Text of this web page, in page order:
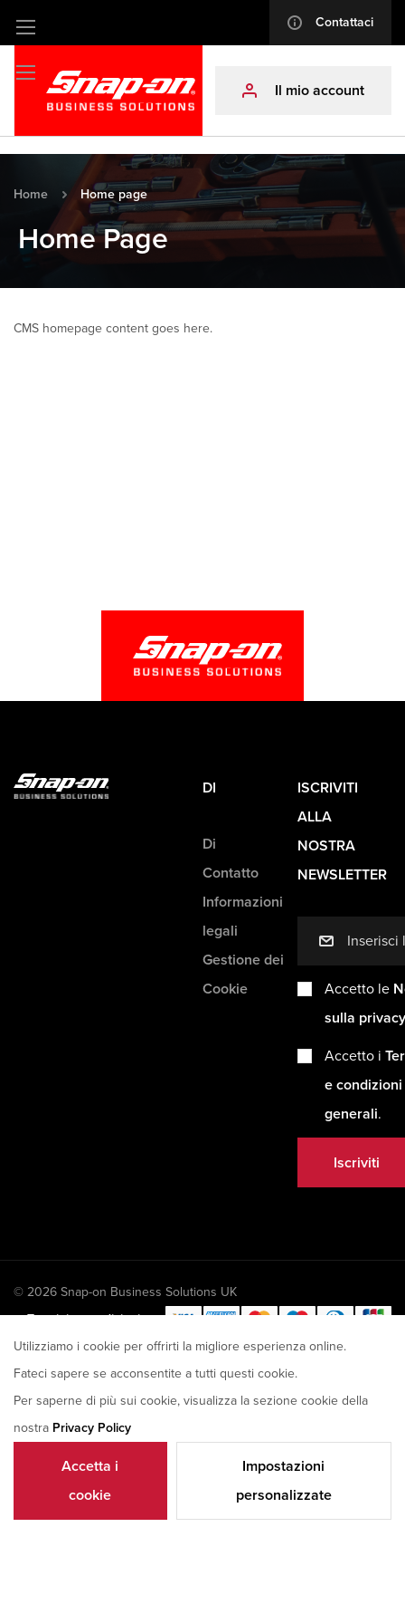
Salta
al
contenuto
info Contattaci
profile Il mio account
Home Home page
Home Page
CMS homepage content goes here.
DI
Di
Contatto
Informazioni
legali
Gestione dei
Cookie
ISCRIVITI
ALLA
NOSTRA
NEWSLETTER
mail
Accetto le
sulla privacy
Accetto i
e condizioni
generali.
Iscriviti
© 2026 Snap-on Business Solutions UK
Termini e condizioni
U.K. Modern slavery
act disclosure
Utilizziamo i cookie per offrirti la migliore esperienza online.
Fateci sapere se acconsentite a tutti questi cookie.
Per saperne di più sui cookie, visualizza la sezione cookie della
nostra Privacy Policy
Accetta i
cookie
Impostazioni
personalizzate